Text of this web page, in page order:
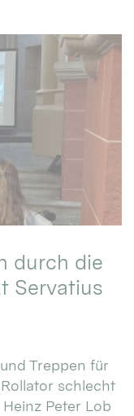
durch die
Servatius
Treppen für
schlecht
Peter Lob